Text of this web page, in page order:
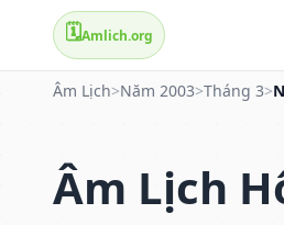
🗓️Amlich.org
Âm Lịch>Năm 2003>Tháng 3>
Âm Lịch